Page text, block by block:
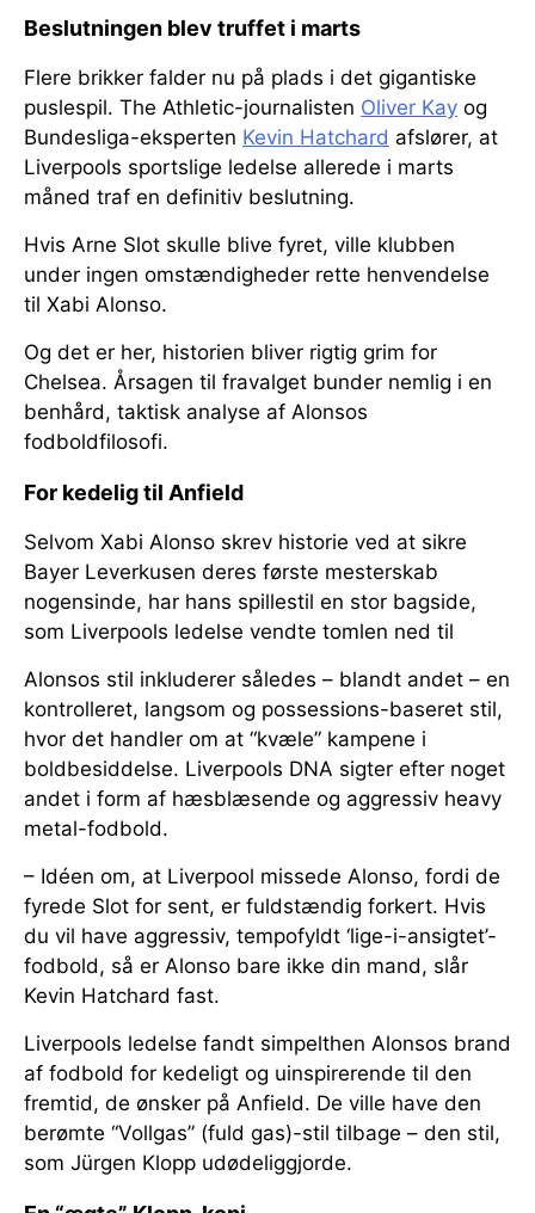
Beslutningen blev truffet i marts
Flere brikker falder nu på plads i det gigantiske
puslespil. The Athletic-journalisten Oliver Kay og
Bundesliga-eksperten Kevin Hatchard afslører, at
Liverpools sportslige ledelse allerede i marts
måned traf en definitiv beslutning.
Hvis Arne Slot skulle blive fyret, ville klubben
under ingen omstændigheder rette henvendelse
til Xabi Alonso.
Og det er her, historien bliver rigtig grim for
Chelsea. Årsagen til fravalget bunder nemlig i en
benhård, taktisk analyse af Alonsos
fodboldfilosofi.
For kedelig til Anfield
Selvom Xabi Alonso skrev historie ved at sikre
Bayer Leverkusen deres første mesterskab
nogensinde, har hans spillestil en stor bagside,
som Liverpools ledelse vendte tomlen ned til
Alonsos stil inkluderer således – blandt andet – en
kontrolleret, langsom og possessions-baseret stil,
hvor det handler om at “kvæle” kampene i
boldbesiddelse. Liverpools DNA sigter efter noget
andet i form af hæsblæsende og aggressiv heavy
metal-fodbold.
– Idéen om, at Liverpool missede Alonso, fordi de
fyrede Slot for sent, er fuldstændig forkert. Hvis
du vil have aggressiv, tempofyldt ‘lige-i-ansigtet’-
fodbold, så er Alonso bare ikke din mand, slår
Kevin Hatchard fast.
Liverpools ledelse fandt simpelthen Alonsos brand
af fodbold for kedeligt og uinspirerende til den
fremtid, de ønsker på Anfield. De ville have den
berømte “Vollgas” (fuld gas)-stil tilbage – den stil,
som Jürgen Klopp udødeliggjorde.